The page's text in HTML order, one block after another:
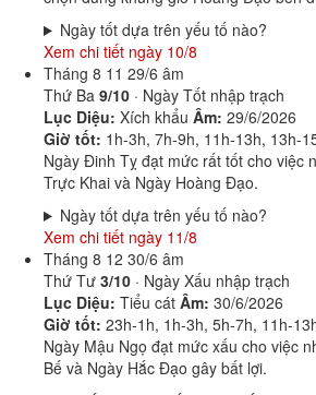
Ngày tốt dựa trên yếu tố nào?
Xem chi tiết ngày 10/8
Tháng 8 11 29/6 âm
Thứ Ba 9/10 · Ngày Tốt nhập trạch
Lục Diệu: Xích khẩu Âm: 29/6/2026
Giờ tốt: 1h-3h, 7h-9h, 11h-13h, 13h-
Ngày Đinh Tỵ đạt mức rất tốt cho việc
Trực Khai và Ngày Hoàng Đạo.
Ngày tốt dựa trên yếu tố nào?
Xem chi tiết ngày 11/8
Tháng 8 12 30/6 âm
Thứ Tư 3/10 · Ngày Xấu nhập trạch
Lục Diệu: Tiểu cát Âm: 30/6/2026
Giờ tốt: 23h-1h, 1h-3h, 5h-7h, 11h-
Ngày Mậu Ngọ đạt mức xấu cho việc
Bế và Ngày Hắc Đạo gây bất lợi.